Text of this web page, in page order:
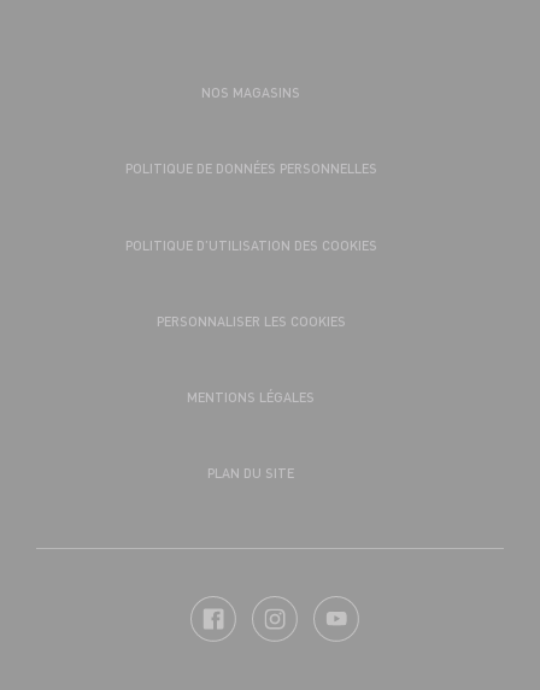
NOS MAGASINS
POLITIQUE DE DONNÉES PERSONNELLES
POLITIQUE D’UTILISATION DES COOKIES
PERSONNALISER LES COOKIES
MENTIONS LÉGALES
PLAN DU SITE